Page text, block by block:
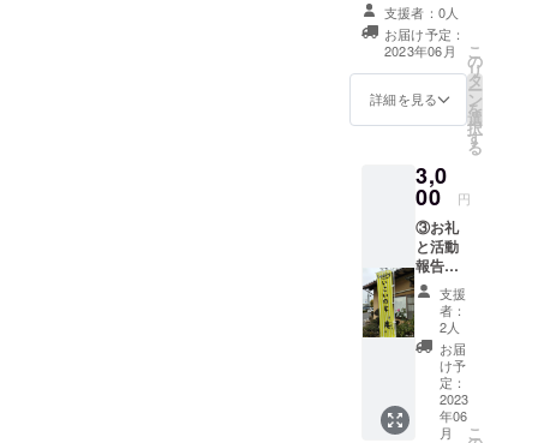
す） ・掲載サ
イズ 小（フォ
ントサイズ：9
※文字数が多い場
合、調整させて
いただきます）
期間 プロ
ジェクト終了後
～２０２５年３
月３１日までの
間
のチラシに、支
援者名を掲載い
たします。
チラシは、来
所者をはじめ、
近隣の地域住民
に配布したり、
公共施設に置か
せてもらったり
方法 文字、
ロゴ・バナー掲
載可 ・文字
支援者：0人
お届け予定：
2023年06月
詳細を見る
こ
の
リ
タ
ー
ン
を
選
択
す
る
3,0
00 円
③お礼
と活動
報告の
メール
・プロ
ジェク
ト期間
終了後
に御礼
のメー
ルと、
１年間
支援
者：
2人
お届
け予
定：
2023
年06
月
こ